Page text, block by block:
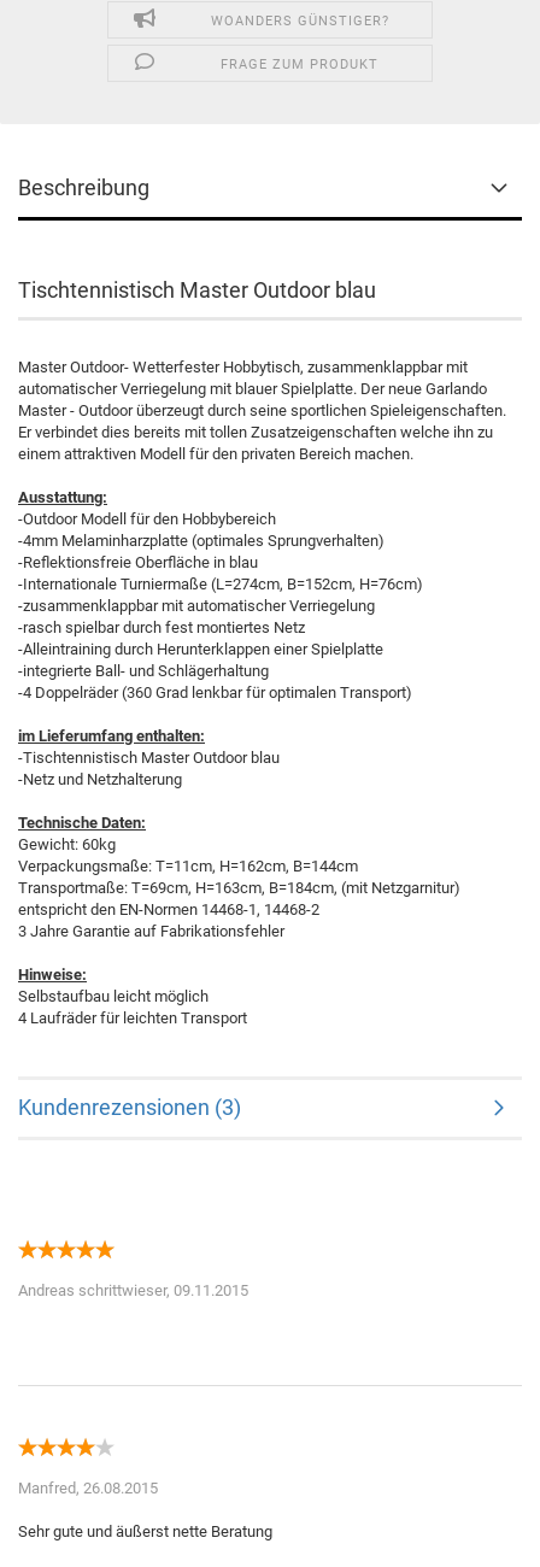
WOANDERS GÜNSTIGER?
FRAGE ZUM PRODUKT
Beschreibung
Tischtennistisch Master Outdoor blau
Master Outdoor- Wetterfester Hobbytisch, zusammenklappbar mit
automatischer Verriegelung mit blauer Spielplatte. Der neue Garlando
Master - Outdoor überzeugt durch seine sportlichen Spieleigenschaften.
Er verbindet dies bereits mit tollen Zusatzeigenschaften welche ihn zu
einem attraktiven Modell für den privaten Bereich machen.
Ausstattung:
-Outdoor Modell für den Hobbybereich
-4mm Melaminharzplatte (optimales Sprungverhalten)
-Reflektionsfreie Oberfläche in blau
-Internationale Turniermaße (L=274cm, B=152cm, H=76cm)
-zusammenklappbar mit automatischer Verriegelung
-rasch spielbar durch fest montiertes Netz
-Alleintraining durch Herunterklappen einer Spielplatte
-integrierte Ball- und Schlägerhaltung
-4 Doppelräder (360 Grad lenkbar für optimalen Transport)
im Lieferumfang enthalten:
-Tischtennistisch Master Outdoor blau
-Netz und Netzhalterung
Technische Daten:
Gewicht: 60kg
Verpackungsmaße: T=11cm, H=162cm, B=144cm
Transportmaße: T=69cm, H=163cm, B=184cm, (mit Netzgarnitur)
entspricht den EN-Normen 14468-1, 14468-2
3 Jahre Garantie auf Fabrikationsfehler
Hinweise:
Selbstaufbau leicht möglich
4 Laufräder für leichten Transport
Kundenrezensionen (3)
Andreas schrittwieser, 09.11.2015
Manfred, 26.08.2015